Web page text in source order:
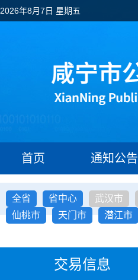
2026年8月7日 星期五
首页 通知公告
全省 省中心 武汉市
仙桃市
天门市 潜江市
交易信息